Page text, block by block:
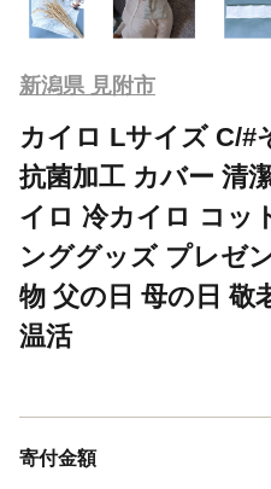
新潟県 見附市
カイロ Lサイズ C/#
抗菌加工 カバー 清
イロ 冷カイロ コッ
ンググッズ プレゼ
物 父の日 母の日 敬
温活
寄付金額